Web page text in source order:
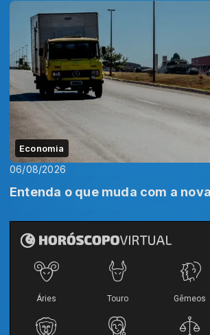
Economia
06/08/2026
Entenda o que muda com a